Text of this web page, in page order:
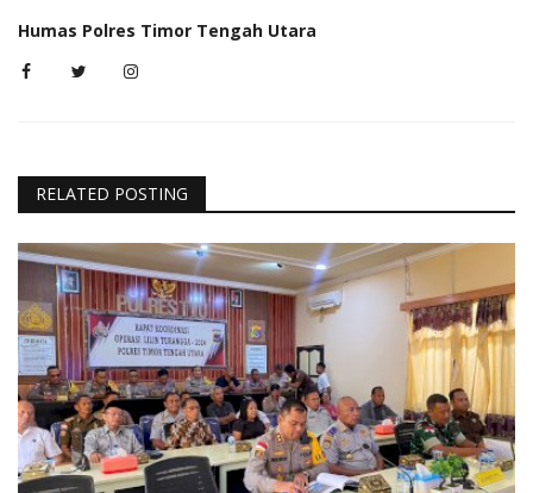
Humas Polres Timor Tengah Utara
RELATED POSTING